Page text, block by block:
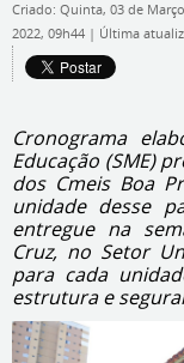
Criado: Quinta, 03 de
2022, 09h44 | Última
Cronograma
Educação (SME)
dos Cmeis Boa
unidade desse
entregue na
Cruz, no Setor
para cada
estrutura e